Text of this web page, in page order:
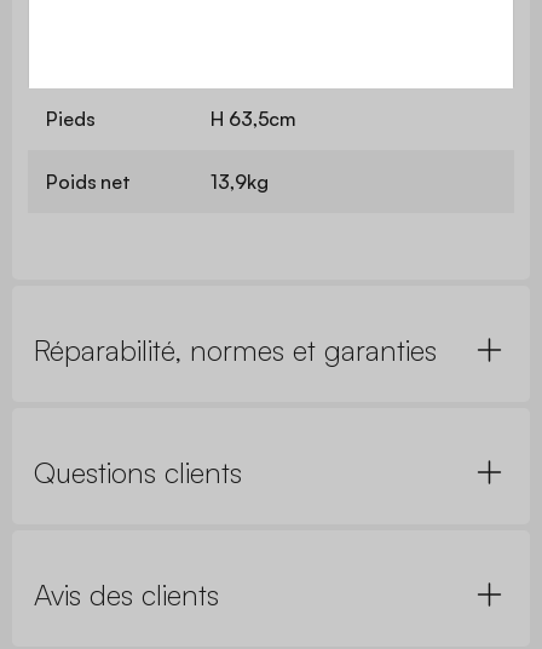
Pieds H 63,5cm
Poids net 13,9kg
Réparabilité, normes et garanties
Questions clients
Avis des clients